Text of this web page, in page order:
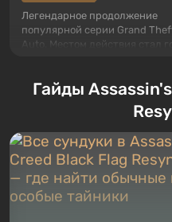
Легендарное продолжение
популярной серии Grand
Auto. Местом действия стал
Впервые игра расскажет
Тревора и Франклина, между
которыми вы сможете
переключаться в любое
Жанр и...
Гайды